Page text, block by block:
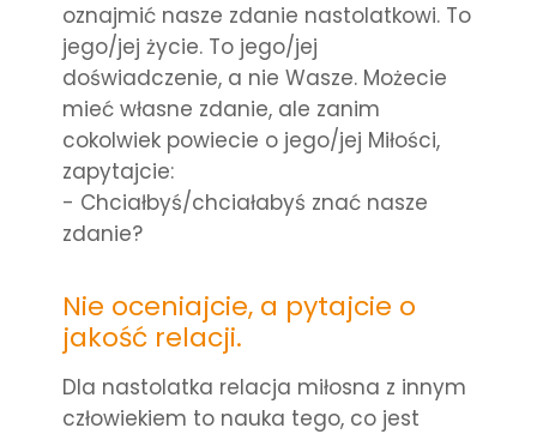
oznajmić nasze zdanie nastolatkowi. To
jego/jej życie. To jego/jej
doświadczenie, a nie Wasze. Możecie
mieć własne zdanie, ale zanim
cokolwiek powiecie o jego/jej Miłości,
zapytajcie:
- Chciałbyś/chciałabyś znać nasze
zdanie?
Nie oceniajcie, a pytajcie o
jakość relacji.
Dla nastolatka relacja miłosna z innym
człowiekiem to nauka tego, co jest